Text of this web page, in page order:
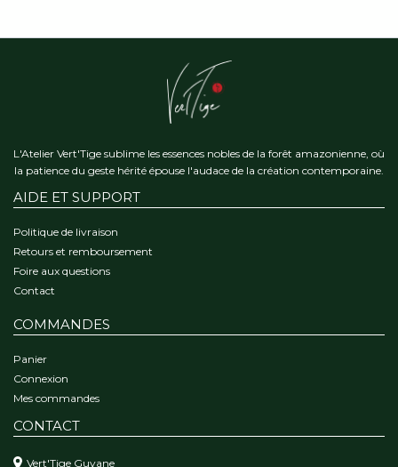
L'Atelier Vert'Tige sublime les essences nobles de la forêt amazonienne, où
la patience du geste hérité épouse l'audace de la création contemporaine.
AIDE ET SUPPORT
Politique de livraison
Retours et remboursement
Foire aux questions
Contact
COMMANDES
Panier
Connexion
Mes commandes
CONTACT
Vert'Tige Guyane